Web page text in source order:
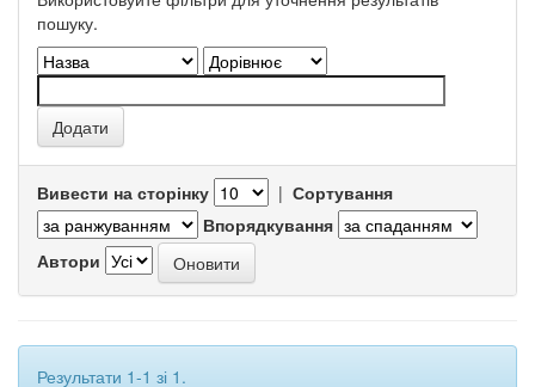
пошуку.
Вивести на сторінку | Сортування
Впорядкування
Автори
Результати 1-1 зі 1.